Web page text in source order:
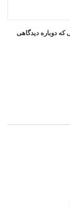
که دوباره دیدگاهی